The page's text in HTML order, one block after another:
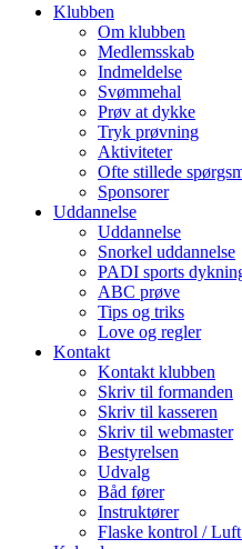
Klubben
Om klubben
Medlemsskab
Indmeldelse
Svømmehal
Prøv at dykke
Tryk prøvning
Aktiviteter
Ofte stillede
Sponsorer
Uddannelse
Uddannelse
Snorkel uddannelse
PADI sports
ABC prøve
Tips og triks
Love og regler
Kontakt
Kontakt klubben
Skriv til formanden
Skriv til kasseren
Skriv til webmaster
Bestyrelsen
Udvalg
Båd fører
Instruktører
Flaske kontrol /